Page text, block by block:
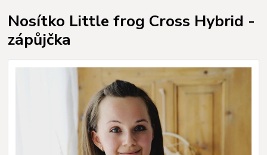
Nosítko Little frog Cross Hybrid -
zápůjčka